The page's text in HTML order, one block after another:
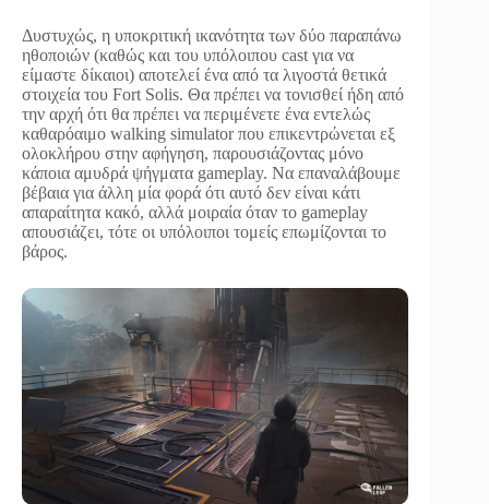
Δυστυχώς, η υποκριτική ικανότητα των δύο παραπάνω
ηθοποιών (καθώς και του υπόλοιπου cast για να
είμαστε δίκαιοι) αποτελεί ένα από τα λιγοστά θετικά
στοιχεία του Fort Solis. Θα πρέπει να τονισθεί ήδη από
την αρχή ότι θα πρέπει να περιμένετε ένα εντελώς
καθαρόαιμο walking simulator που επικεντρώνεται εξ
ολοκλήρου στην αφήγηση, παρουσιάζοντας μόνο
κάποια αμυδρά ψήγματα gameplay. Να επαναλάβουμε
βέβαια για άλλη μία φορά ότι αυτό δεν είναι κάτι
απαραίτητα κακό, αλλά μοιραία όταν το gameplay
απουσιάζει, τότε οι υπόλοιποι τομείς επωμίζονται το
βάρος.